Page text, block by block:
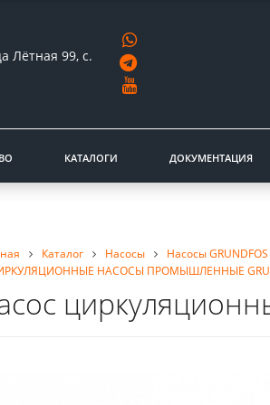
Лётная 99, с.
КАТАЛОГИ ДОКУМЕНТАЦИЯ
Каталог Насосы Насосы GRUNDFOS
НАСОСЫ ПРОМЫШЛЕННЫЕ